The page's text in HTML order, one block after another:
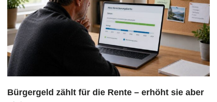
Bürgergeld zählt für die Rente – erhöht sie aber